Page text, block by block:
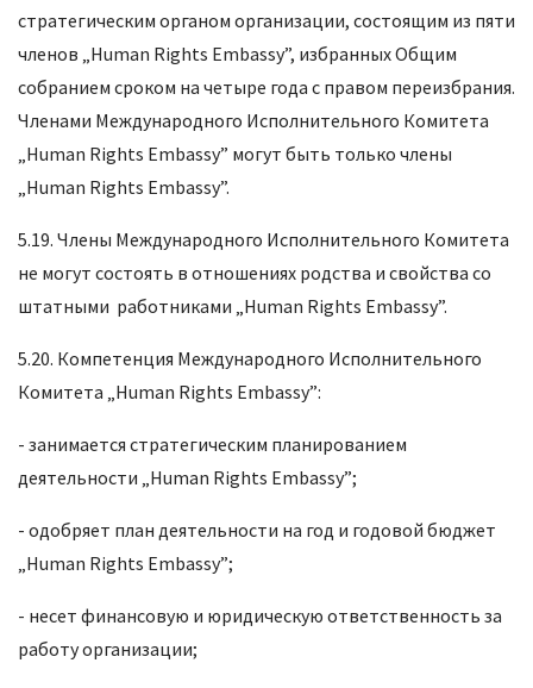
стратегическим органом организации, состоящим из пяти
членов „Human Rights Embassy”, избранных Общим
собранием сроком на четыре года с правом переизбрания.
Членами Международного Исполнительного Комитета
„Human Rights Embassy” могут быть только члены
„Human Rights Embassy”.
5.19. Члены Международного Исполнительного Комитета
не могут состоять в отношениях родства и свойства со
штатными работниками „Human Rights Embassy”.
5.20. Компетенция Международного Исполнительного
Комитета „Human Rights Embassy”:
- занимается стратегическим планированием
деятельности „Human Rights Embassy”;
- одобряет план деятельности на год и годовой бюджет
„Human Rights Embassy”;
- несет финансовую и юридическую ответственность за
работу организации;